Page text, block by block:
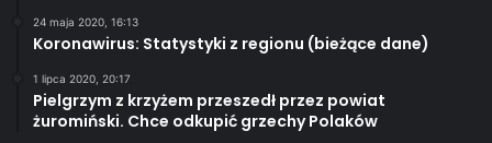
24 maja 2020, 16:13
Koronawirus: Statystyki z regionu (bieżące dane)
1 lipca 2020, 20:17
Pielgrzym z krzyżem przeszedł przez powiat
żuromiński. Chce odkupić grzechy Polaków